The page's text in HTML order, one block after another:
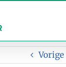
Vorige